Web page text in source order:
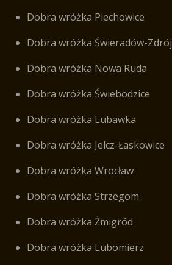
Dobra wróżka Piechowice
Dobra wróżka Świeradów-Zdrój
Dobra wróżka Nowa Ruda
Dobra wróżka Świebodzice
Dobra wróżka Lubawka
Dobra wróżka Jelcz-Łaskowice
Dobra wróżka Wrocław
Dobra wróżka Strzegom
Dobra wróżka Żmigród
Dobra wróżka Lubomierz